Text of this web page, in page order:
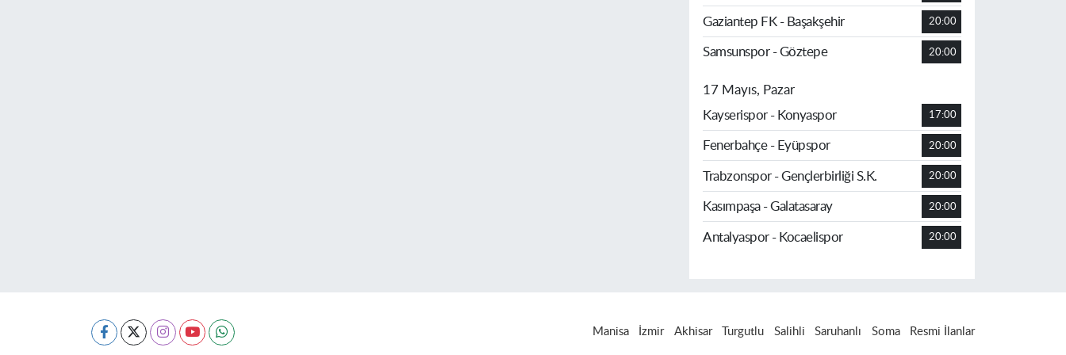
Gaziantep FK - Başakşehir 20:00
Samsunspor - Göztepe 20:00
17 Mayıs, Pazar
Kayserispor - Konyaspor
17:00
Fenerbahçe - Eyüpspor 20:00
Trabzonspor - Gençlerbirliği S.K. 20:00
Kasımpaşa - Galatasaray 20:00
Antalyaspor - Kocaelispor 20:00
Manisa İzmir Akhisar Turgutlu Salihli Saruhanlı Soma Resmi İlanlar